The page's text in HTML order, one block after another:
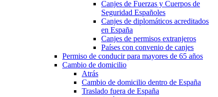
Canjes de Fuerzas y Cuerpos de
Seguridad Españoles
Canjes de diplomáticos acreditados
en España
Canjes de permisos extranjeros
Países con convenio de canjes
Permiso de conducir para mayores de 65 años
Cambio de domicilio
Atrás
Cambio de domicilio dentro de España
Traslado fuera de España